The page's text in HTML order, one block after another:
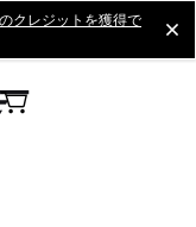
クレジットを獲得で